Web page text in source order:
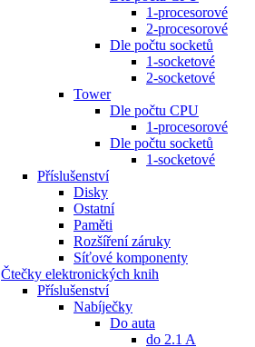
1-procesorové
2-procesorové
Dle počtu socketů
1-socketové
2-socketové
Tower
Dle počtu CPU
1-procesorové
Dle počtu socketů
1-socketové
Příslušenství
Disky
Ostatní
Paměti
Rozšíření záruky
Síťové komponenty
Čtečky elektronických knih
Příslušenství
Nabíječky
Do auta
do 2.1 A